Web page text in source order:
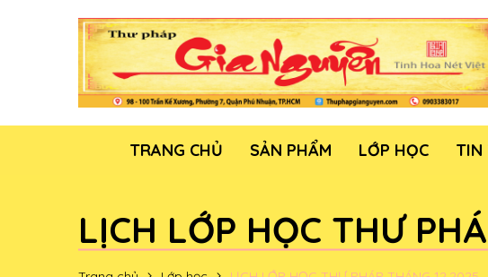
TRANG CHỦ SẢN PHẨM LỚP HỌC TIN
LỊCH LỚP HỌC THƯ